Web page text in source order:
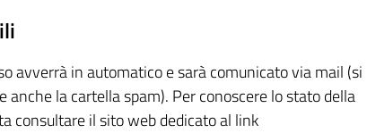
avverrà in automatico e sarà comunicato via mail (si
anche la cartella spam). Per conoscere lo stato della
consultare il sito web dedicato al link